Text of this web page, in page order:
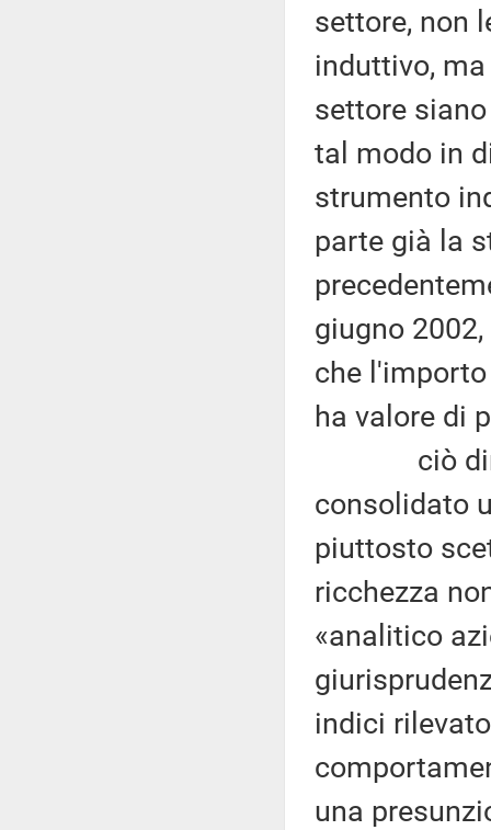
settore, non
induttivo,
settore
tal modo in
strumento
parte già la
giugno
che
ha valore di
ciò
consolidato
piuttosto
ricchezza
«analitico
indici
una